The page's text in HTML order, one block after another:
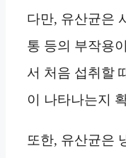
다만, 유산균은
통 등의 부작용
서 처음 섭취할
이 나타나는지
또한, 유산균은